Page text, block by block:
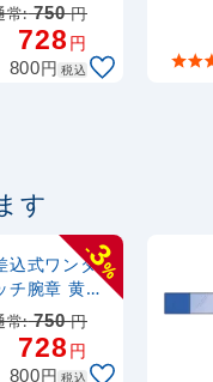
常:750円
728円
800円 税込
す
-
3
%
込式ワンタ
チ腕章 黄
62)
常:750円
728円
800円 税込